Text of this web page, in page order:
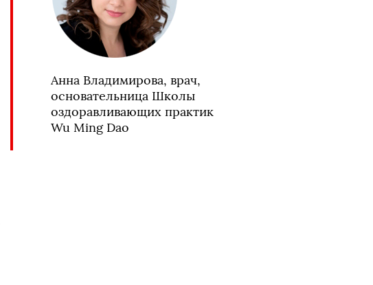
Анна Владимирова, врач,
основательница Школы
оздоравливающих практик
Wu Ming Dao